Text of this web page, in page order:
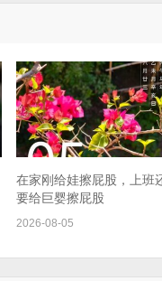
在家刚给娃擦屁股，上班
要给巨婴擦屁股
2026-08-05